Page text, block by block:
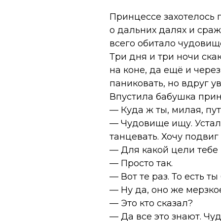
Принцессе
о дальних далях и
всего обитало
Три дня и три ночи
на коне, да ещё и
паниковать, но вдруг
Впустила бабушка
— Куда ж ты, милая,
— Чудовище ищу.
танцевать. Хочу
— Для какой цели тебе
— Просто так.
— Вот те раз. То есть
— Ну да, оно же
— Это кто сказал?
— Да все это знают.